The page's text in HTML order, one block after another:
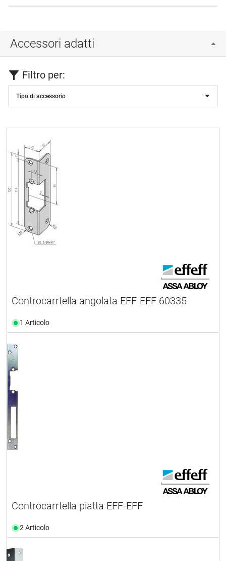
Accessori adatti
Filtro per:
Tipo di accessorio
Controcarrtella angolata EFF-EFF 60335
1 Articolo
Controcarrtella piatta EFF-EFF
2 Articolo